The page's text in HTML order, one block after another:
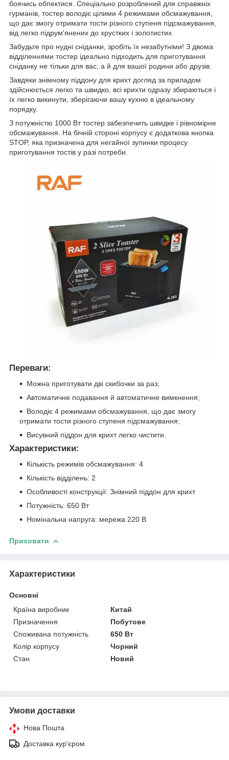
боячись обпектися. Спеціально розроблений для справжніх
гурманів, тостер володіє цілими 4 режимами обсмажування,
що дає змогу отримати тости різного ступеня підсмажування,
від легко підрум'янених до хрустких і золотистих.
Забудьте про нудні сніданки, зробіть їх незабутніми! З двома
відділеннями тостер ідеально підходить для приготування
сніданку не тільки для вас, а й для вашої родини або друзів.
Завдяки знімному піддону для крихт догляд за приладом
здійснюється легко та швидко, всі крихти одразу збираються і
їх легко викинути, зберігаючи вашу кухню в ідеальному
порядку.
З потужністю 1000 Вт тостер забезпечить швидке і рівномірне
обсмажування. На бічній стороні корпусу є додаткова кнопка
STOP, яка призначена для негайної зупинки процесу
приготування тостів у разі потреби.
Переваги:
Можна приготувати дві скибочки за раз;
Автоматичне подавання й автоматичне вимкнення;
Володіє 4 режимами обсмажування, що дає змогу
отримати тости різного ступеня підсмажування;
Висувний піддон для крихт легко чистити.
Характеристики:
Кількість режимів обсмажування: 4
Кількість відділень: 2
Особливості конструкції: Знімний піддон для крихт
Потужність: 650 Вт
Номінальна напруга: мережа 220 В
Приховати
Характеристики
Основні
Країна виробник
Китай
Призначення
Побутове
Споживана потужність
650 Вт
Колір корпусу
Чорний
Стан
Новий
Умови доставки
Нова Пошта
Доставка кур'єром